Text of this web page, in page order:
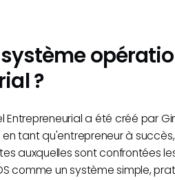
?
Entrepreneurial a été créé par
tant qu'entrepreneur à
auxquelles sont confrontées
comme un système simple,